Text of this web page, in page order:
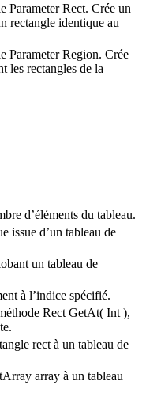
Parameter Rect. Crée un
rectangle identique au
Parameter Region. Crée
les rectangles de la
d’éléments du tableau.
issue d’un tableau de
un tableau de
à l’indice spécifié.
Rect GetAt( Int ),
rect à un tableau de
array à un tableau